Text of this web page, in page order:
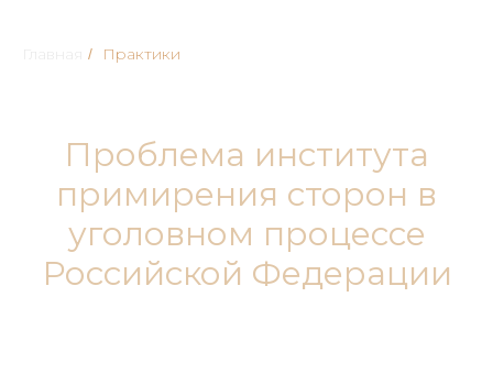
/ Практики
Проблема института
примирения сторон в
уголовном процессе
Российской Федерации